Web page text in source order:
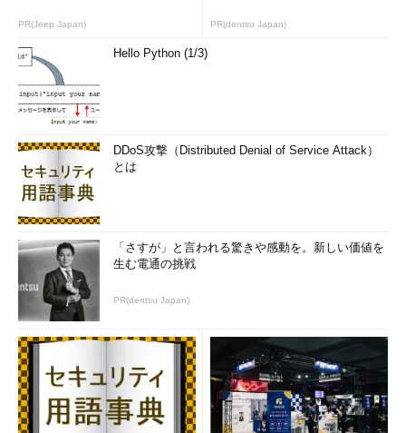
PR(Jeep Japan) PR(dentsu Japan)
Hello Python (1/3)
DDoS攻撃（Distributed Denial of Service Attack）
とは
「さすが」と言われる驚きや感動を。新しい価値を
生む電通の挑戦
PR(dentsu Japan)